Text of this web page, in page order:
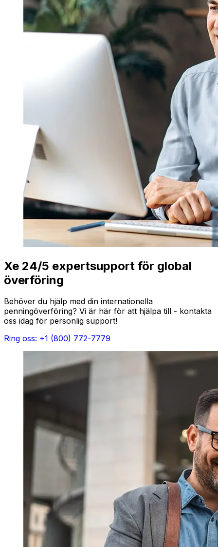
Xe 24/5 expertsupport för global
överföring
Behöver du hjälp med din internationella
penningöverföring? Vi är här för att hjälpa till - kontakta
oss idag för personlig support!
Ring oss: +1 (800) 772-7779